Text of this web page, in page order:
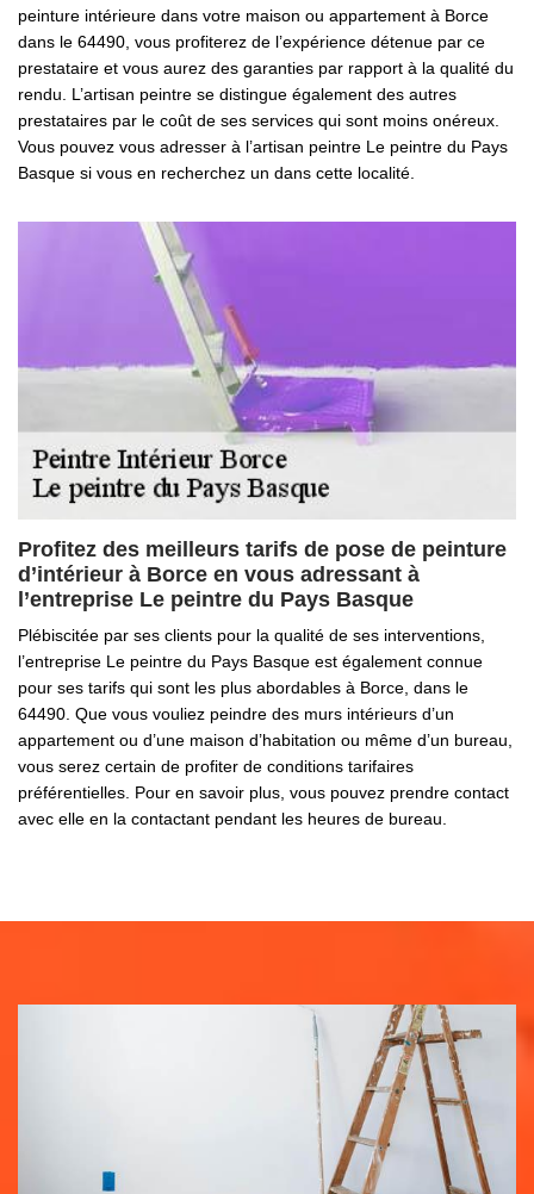
peinture intérieure dans votre maison ou appartement à Borce
dans le 64490, vous profiterez de l’expérience détenue par ce
prestataire et vous aurez des garanties par rapport à la qualité du
rendu. L’artisan peintre se distingue également des autres
prestataires par le coût de ses services qui sont moins onéreux.
Vous pouvez vous adresser à l’artisan peintre Le peintre du Pays
Basque si vous en recherchez un dans cette localité.
Profitez des meilleurs tarifs de pose de peinture
d’intérieur à Borce en vous adressant à
l’entreprise Le peintre du Pays Basque
Plébiscitée par ses clients pour la qualité de ses interventions,
l’entreprise Le peintre du Pays Basque est également connue
pour ses tarifs qui sont les plus abordables à Borce, dans le
64490. Que vous vouliez peindre des murs intérieurs d’un
appartement ou d’une maison d’habitation ou même d’un bureau,
vous serez certain de profiter de conditions tarifaires
préférentielles. Pour en savoir plus, vous pouvez prendre contact
avec elle en la contactant pendant les heures de bureau.